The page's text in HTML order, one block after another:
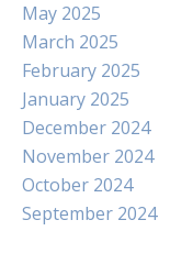
May 2025
March 2025
February 2025
January 2025
December 2024
November 2024
October 2024
September 2024